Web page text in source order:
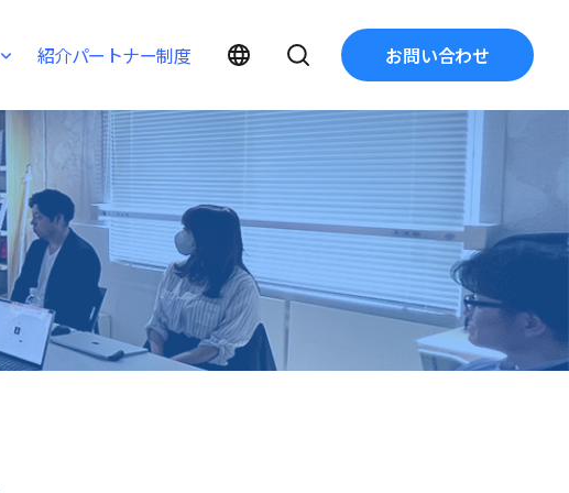
紹介パートナー制度 お問い合わせ